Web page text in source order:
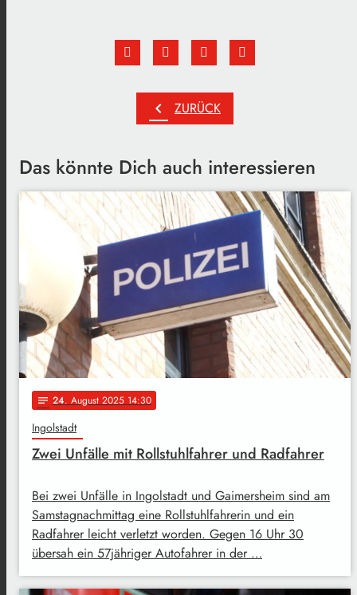
chevron_left ZURÜCK
Das könnte Dich auch interessieren
notes 24. August 2025 14:30
Ingolstadt
Zwei Unfälle mit Rollstuhlfahrer und Radfahrer
Bei zwei Unfälle in Ingolstadt und Gaimersheim sind am
Samstagnachmittag eine Rollstuhlfahrerin und ein
Radfahrer leicht verletzt worden. Gegen 16 Uhr 30
übersah ein 57jähriger Autofahrer in der …